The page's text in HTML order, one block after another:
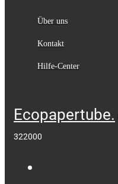
Über uns
Kontakt
Hilfe-Center
Ecopapertube.
322000